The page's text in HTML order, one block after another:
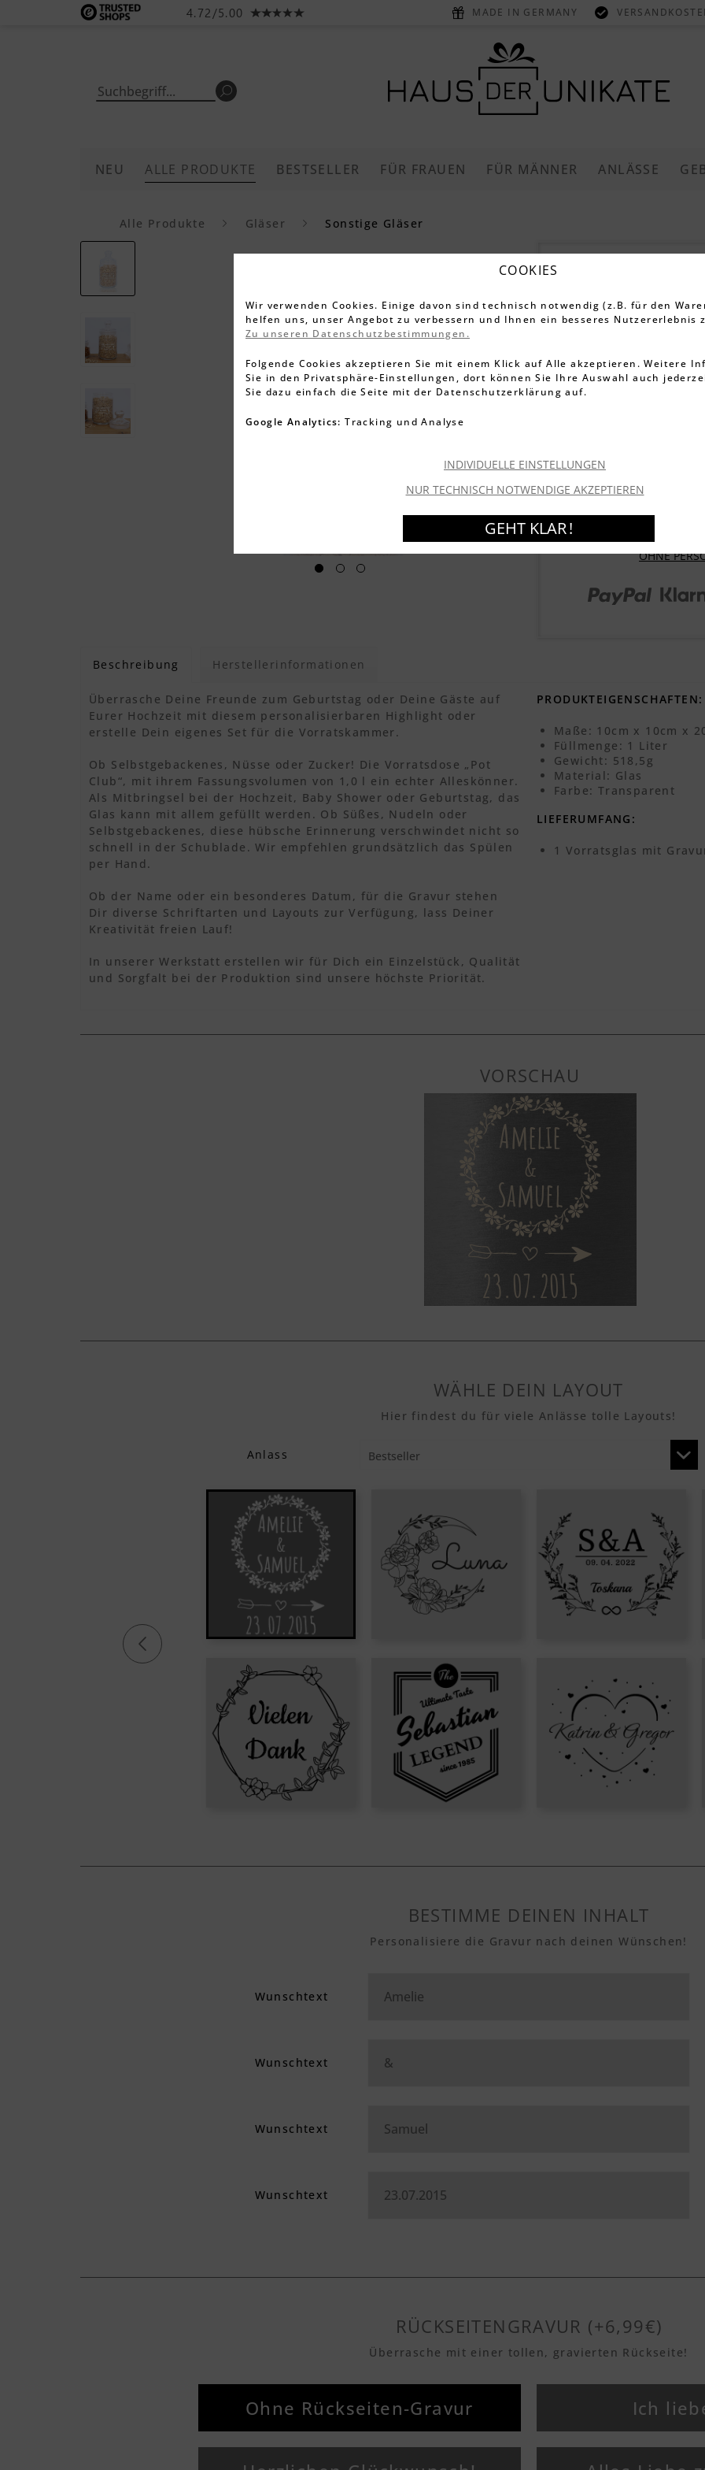
4.72/5.00 MADE IN GERMANY
NEU ALLE PRODUKTE BESTSELLER FÜR FRAUEN FÜR MÄNNER ANLÄSSE
Alle Produkte Gläser Sonstige Gläser
Club“ 1,0
23,99 €
zzgl.
OHNE
Beschreibung Herstellerinformationen
Überrasche Deine Freunde zum Geburtstag oder Deine Gäste auf
Eurer Hochzeit mit diesem personalisierbaren Highlight oder
erstelle Dein eigenes Set für die Vorratskammer.
Ob Selbstgebackenes, Nüsse oder Zucker! Die Vorratsdose „Pot
Club“, mit ihrem Fassungsvolumen von 1,0 l ein echter Alleskönner.
Als Mitbringsel bei der Hochzeit, Baby Shower oder Geburtstag, das
Glas kann mit allem gefüllt werden. Ob Süßes, Nudeln oder
Selbstgebackenes, diese hübsche Erinnerung verschwindet nicht so
schnell in der Schublade. Wir empfehlen grundsätzlich das Spülen
per Hand.
Ob der Name oder ein besonderes Datum, für die Gravur stehen
Dir diverse Schriftarten und Layouts zur Verfügung, lass Deiner
Kreativität freien Lauf!
In unserer Werkstatt erstellen wir für Dich ein Einzelstück, Qualität
und Sorgfalt bei der Produktion sind unsere höchste Priorität.
PRODUKTEIGENSCHAFTEN:
Maße: 10cm x 10cm x
Füllmenge: 1 Liter
Gewicht: 518,5g
Material: Glas
Farbe: Transparent
LIEFERUMFANG:
1 Vorratsglas mit
VORSCHAU
WÄHLE DEIN LAYOUT
Hier findest du für viele Anlässe tolle Layouts!
Anlass
BESTIMME DEINEN INHALT
Personalisiere die Gravur nach deinen Wünschen!
Wunschtext
Wunschtext
Wunschtext
Wunschtext
RÜCKSEITENGRAVUR (+6,99€)
Überrasche mit einer tollen, gravierten Rückseite!
Ohne Rückseiten-Gravur Ich
COOKIES
Wir verwenden Cookies. Einige davon sind technisch notwendig (z.B. für den
helfen uns, unser Angebot zu verbessern und Ihnen ein besseres Nutzererlebnis
Zu unseren Datenschutzbestimmungen.
Folgende Cookies akzeptieren Sie mit einem Klick auf Alle akzeptieren. Weitere
Sie in den Privatsphäre-Einstellungen, dort können Sie Ihre Auswahl auch
Sie dazu einfach die Seite mit der Datenschutzerklärung auf.
Google Analytics: Tracking und Analyse
INDIVIDUELLE EINSTELLUNGEN
NUR TECHNISCH NOTWENDIGE AKZEPTIEREN
GEHT KLAR !